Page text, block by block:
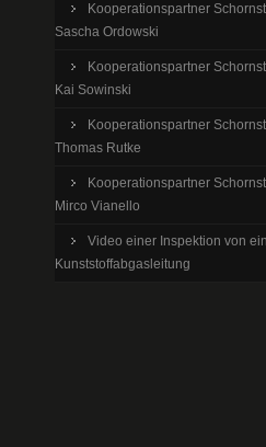
Kooperationspartner
Sascha Ordowski
Kooperationspartner
Kai Sowinski
Kooperationspartner
Thomas Rutke
Kooperationspartner
Mirco Vianello
Video einer Inspektion von
Kunststoffabgasleitung